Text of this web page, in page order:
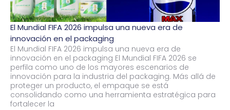
El Mundial FIFA 2026 impulsa una nueva era de
innovación en el packaging
El Mundial FIFA 2026 impulsa una nueva era de
innovación en el packaging El Mundial FIFA 2026 se
perfila como uno de los mayores escenarios de
innovación para la industria del packaging. Más allá de
proteger un producto, el empaque se está
consolidando como una herramienta estratégica para
fortalecer la